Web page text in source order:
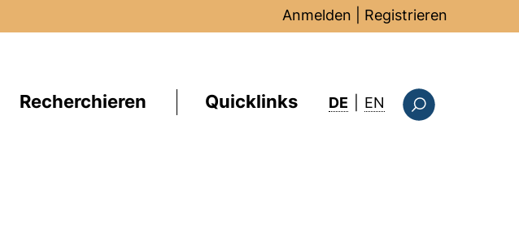
Anmelden Registrieren
Recherchieren Quicklinks DE EN : this page in